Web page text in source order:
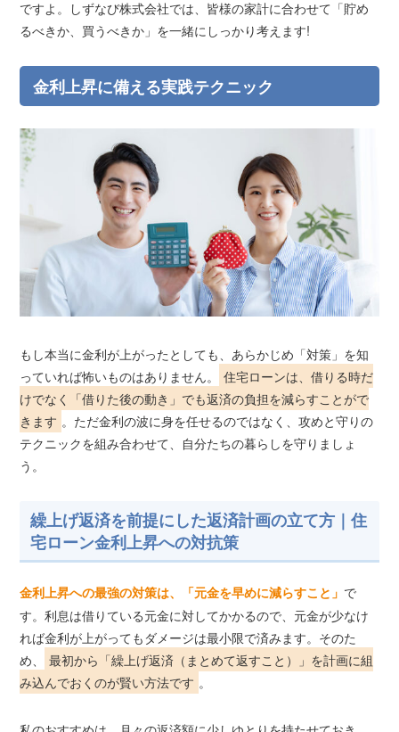
ですよ。しずなび株式会社では、皆様の家計に合わせて「貯め
るべきか、買うべきか」を一緒にしっかり考えます!
金利上昇に備える実践テクニック
もし本当に金利が上がったとしても、あらかじめ「対策」を知
っていれば怖いものはありません。
住宅ローンは、借りる時だ
けでなく「借りた後の動き」でも返済の負担を減らすことがで
きます 。ただ金利の波に身を任せるのではなく、攻めと守りの
テクニックを組み合わせて、自分たちの暮らしを守りましょ
う。
繰上げ返済を前提にした返済計画の立て方｜住
宅ローン金利上昇への対抗策
金利上昇への最強の対策は、「元金を早めに減らすこと」 で
す。利息は借りている元金に対してかかるので、元金が少なけ
れば金利が上がってもダメージは最小限で済みます。そのた
め、
最初から「繰上げ返済（まとめて返すこと）」を計画に組
み込んでおくのが賢い方法です 。